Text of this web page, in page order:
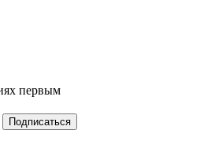
первым